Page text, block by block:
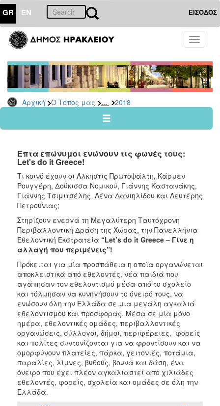
GR EN ΕΙΣΟΔΟΣ
Toggle
Αρχική Ο Τόπος μας ... 2018
ΤΟΠΟΣ
ΜΑΣ
Ανακοινώσεις
Αρχείο
2026
2024
2022
2021
2020
2019
2018
2017
2016
2015
2012
2011
ΔΗΜΟΣ
ΠΟΛΙΤΙΣΜΟΣ
ΑΝΘΕΚΤΙΚΗ
Επτα επώνυμοι ενώνουν τις φωνές τους:
Let's do it Greece!
Τι κοινό έχουν οι Άλκηστις Πρωτοψάλτη, Κάρμεν
Ρουγγέρη, Δούκισσα Νομικού, Γιάννης Καστανάκης,
Γιάννης Τσιμιτσέλης, Λένα Δανιηλίδου και Λευτέρης
Πετρούνιας;
Στηρίζουν ενεργά τη Μεγαλύτερη Ταυτόχρονη
Περιβαλλοντική Δράση της Χώρας, την Πανελλήνια
Εθελοντική Εκστρατεία “Let’s do it Greece– Γίνε η
αλλαγή που περιμένεις”!
Πρόκειται για μία προσπάθεια η οποία οργανώνεται
αποκλειστικά από εθελοντές, νέα παιδιά που
αγάπησαν τον εθελοντισμό μέσα από το σχολείο
και τόλμησαν να κυνηγήσουν το όνειρό τους, να
ενώσουν όλη την Ελλάδα σε μια μεγάλη αγκαλιά
εθελοντισμού και προσφοράς. Μέσα σε μία μόνο
ημέρα, εθελοντικές ομάδες, περιβαλλοντικές
οργανώσεις, σύλλογοι, δήμοι, περιφέρειες, φορείς
και πολίτες συντονίζονται για να φροντίσουν και να
ομορφύνουν πλατείες, πάρκα, γειτονιές, ποτάμια,
παραλίες, λίμνες, βυθούς, βουνά και δάση, ένα
όνειρο που έχει πλέον αγκαλιαστεί από χιλιάδες
εθελοντές, φορείς, σχολεία και ομάδες σε όλη την
Ελλάδα.